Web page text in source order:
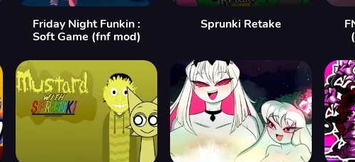
Friday Night Funkin :
Soft Game (fnf mod)
Sprunki Retake